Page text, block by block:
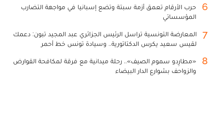
6
حرب الأرقام تعمق أزمة سبتة وتضع إسبانيا في مواجهة التضارب
المؤسساتي
7
المعارضة التونسية تراسل الرئيس الجزائري عبد المجيد تبون: دعمك
لقيس سعيد يكرس الدكتاتورية.. وسيادة تونس خط أحمر
8
«مطارِدو سموم الصيف».. رحلة ميدانية مع فرقة لمكافحة القوارض
والزواحف بشوارع الدار البيضاء